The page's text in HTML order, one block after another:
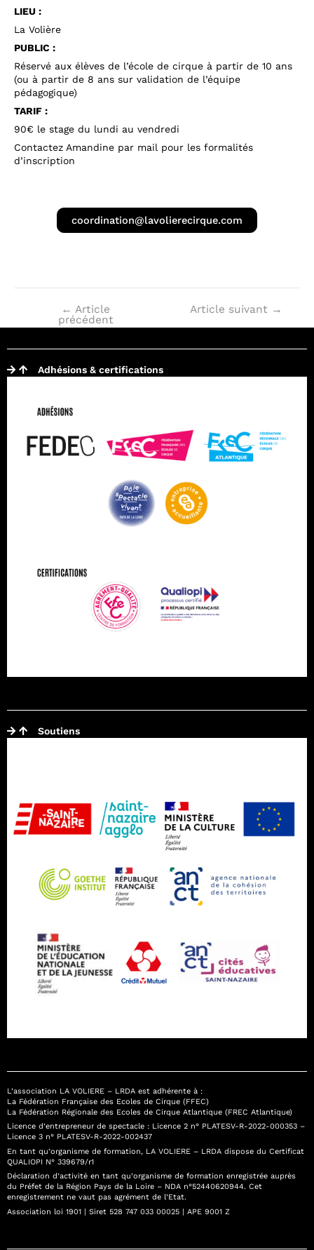
LIEU :
La Volière
PUBLIC :
Réservé aux élèves de l’école de cirque à partir de 10 ans
(ou à partir de 8 ans sur validation de l’équipe
pédagogique)
TARIF :
90€ le stage du lundi au vendredi
Contactez Amandine par mail pour les formalités
d’inscription
coordination@lavolierecirque.com
← Article
précédent
Article suivant →
Adhésions & certifications
Soutiens
L’association LA VOLIERE – LRDA est adhérente à :
La Fédération Française des Ecoles de Cirque (FFEC)
La Fédération Régionale des Ecoles de Cirque Atlantique (FREC Atlantique)
Licence d’entrepreneur de spectacle : Licence 2 n° PLATESV-R-2022-000353 –
Licence 3 n° PLATESV-R-2022-002437
En tant qu’organisme de formation, LA VOLIERE – LRDA dispose du Certificat
QUALIOPI N° 339679/r1
Déclaration d’activité en tant qu’organisme de formation enregistrée auprès
du Préfet de la Région Pays de la Loire – NDA n°52440620944. Cet
enregistrement ne vaut pas agrément de l’Etat.
Association loi 1901 | Siret 528 747 033 00025 | APE 9001 Z